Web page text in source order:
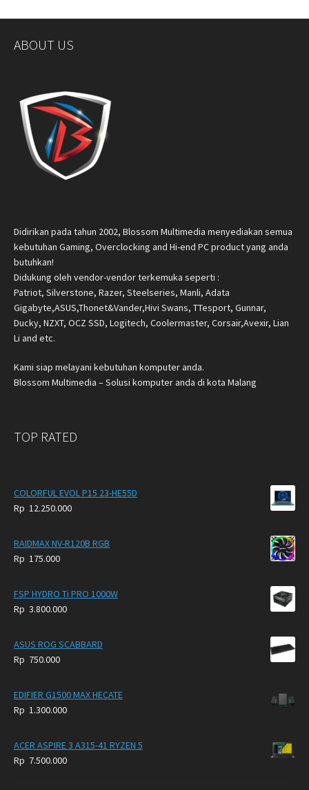
ABOUT US
Didirikan pada tahun 2002, Blossom Multimedia menyediakan semua
kebutuhan Gaming, Overclocking and Hi-end PC product yang anda
butuhkan!
Didukung oleh vendor-vendor terkemuka seperti :
Patriot, Silverstone, Razer, Steelseries, Manli, Adata
Gigabyte,ASUS,Thonet&Vander,Hivi Swans, TTesport, Gunnar,
Ducky, NZXT, OCZ SSD, Logitech, Coolermaster, Corsair,Avexir, Lian
Li and etc.
Kami siap melayani kebutuhan komputer anda.
Blossom Multimedia – Solusi komputer anda di kota Malang
TOP RATED
COLORFUL EVOL P15 23-HE55D
Rp 12.250.000
RAIDMAX NV-R120B RGB
Rp 175.000
FSP HYDRO Ti PRO 1000W
Rp 3.800.000
ASUS ROG SCABBARD
Rp 750.000
EDIFIER G1500 MAX HECATE
Rp 1.300.000
ACER ASPIRE 3 A315-41 RYZEN 5
Rp 7.500.000